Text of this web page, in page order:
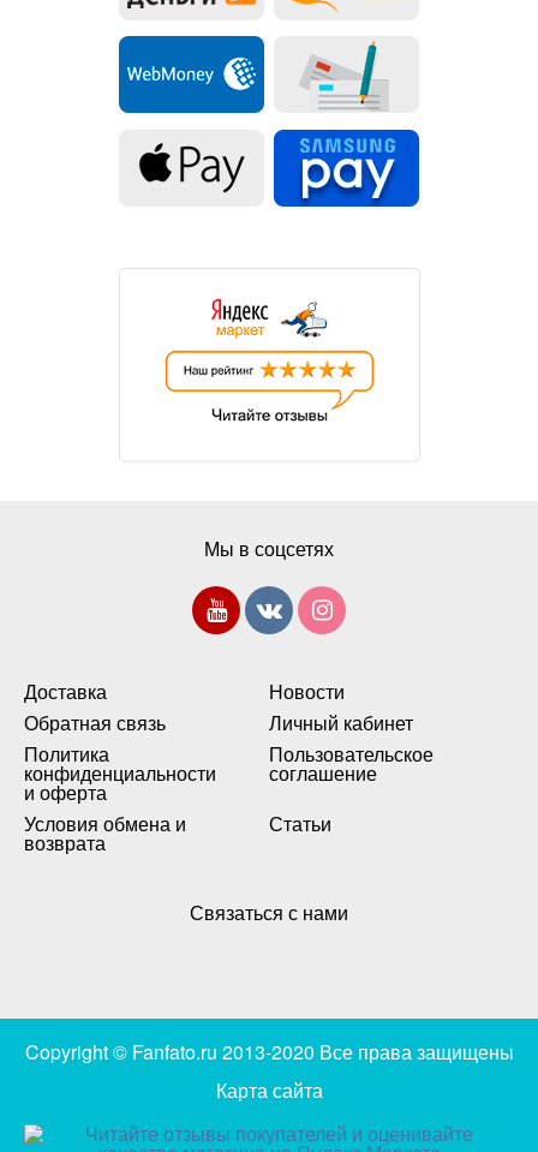
Доставка
Новости
Обратная связь
Личный кабинет
Политика
конфиденциальности
и оферта
Пользовательское
соглашение
Условия обмена и
возврата
Статьи
Мы в соцсетях
Связаться с нами
Copyright © Fanfato.ru 2013-2020 Все права защищены
Карта сайта